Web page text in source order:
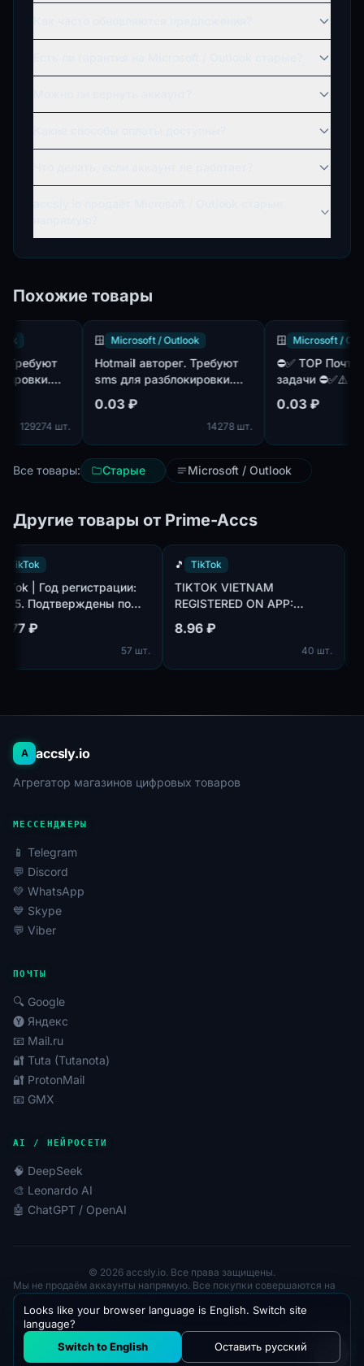
Похожие товары
МОИ
129274 шт.
Microsoft / Outlook
Hotmail авторег. Требуют
sms для разблокировки.
0.03 ₽
14278 шт.
Microsoft / Outlook
⛔️✅ TOP Почты,
задачи ⛔️✅⚠️
0.03 ₽
Все товары: Старые Microsoft / Outlook
Другие товары от Prime-Accs
🎵 TikTok
TikTok | Год регистрации:
2025. Подтверждены по
идет в комплекте. Страна
регистрации: Канада.
14.77 ₽
57 шт.
🎵 TikTok
TIKTOK VIETNAM
REGISTERED ON APP:
UPLOADED ONE PHOTO.
8.96 ₽
40 шт.
A accsly.io
Агрегатор магазинов цифровых товаров
МЕССЕНДЖЕРЫ
📱 Telegram
💬 Discord
💚 WhatsApp
💙 Skype
💬 Viber
ПОЧТЫ
🔍 Google
🅨 Яндекс
📧 Mail.ru
🔐 Tuta (Tutanota)
🔐 ProtonMail
📧 GMX
AI / НЕЙРОСЕТИ
🧠 DeepSeek
🎨 Leonardo AI
🤖 ChatGPT / OpenAI
© 2026 accsly.io. Все права защищены.
Мы не продаём аккаунты напрямую. Все покупки совершаются на
сайтах магазинов-партнёров.
Блог (RU)Blog (EN)
*Соцсети Instagram и Facebook запрещены в РФ. 21.03.2022 компания
Meta признана в России экстремистской организацией.
Looks like your browser language is English. Switch site
language?
Switch to English
Оставить русский